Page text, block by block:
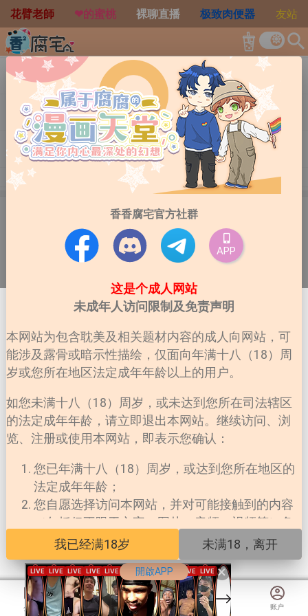
開啟APP
花臂老師 ❤︎的蜜桃 裸聊直播 极致肉便器 友站
search
分类 切换小说 影片 遊戲 账户
全部 一般 VIP
全部 韩漫 日漫 国漫 台漫
全部 连载中 已完结
进阶筛选
香香腐宅官方社群
APP
这是个成人网站
未成年人访问限制及免责声明
本网站为包含耽美及相关题材内容的成人向网站，可
能涉及露骨或暗示性描绘，仅面向年满十八（18）周
岁或您所在地区法定成年年龄以上的用户。
如您未满十八（18）周岁，或未达到您所在司法辖区
的法定成年年龄，请立即退出本网站。继续访问、浏
览、注册或使用本网站，即表示您确认：
您已年满十八（18）周岁，或达到您所在地区的
法定成年年龄；
您自愿选择访问本网站，并对可能接触到的内容
（包括但不限于文字、图片、音频、视频等）负
责；
您所在地区法律允许您访问此类内容；
本网站对未成年人擅自访问所产生的一切法律后
果不承担任何责任。
我已经满18岁 未满18，离开
×